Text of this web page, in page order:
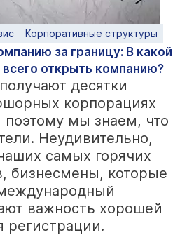
Корпоративные структуры
за границу: В какой
открыть компанию?
десятки
корпорациях
мы знаем, что
Неудивительно,
самых горячих
бизнесмены, которые
важность хорошей